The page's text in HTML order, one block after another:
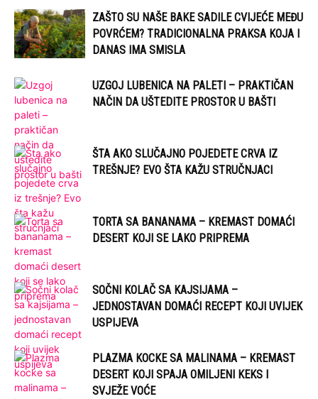
ZAŠTO SU NAŠE BAKE SADILE CVIJEĆE MEĐU
POVRĆEM? TRADICIONALNA PRAKSA KOJA I
DANAS IMA SMISLA
UZGOJ LUBENICA NA PALETI – PRAKTIČAN
NAČIN DA UŠTEDITE PROSTOR U BAŠTI
ŠTA AKO SLUČAJNO POJEDETE CRVA IZ
TREŠNJE? EVO ŠTA KAŽU STRUČNJACI
TORTA SA BANANAMA – KREMAST DOMAĆI
DESERT KOJI SE LAKO PRIPREMA
SOČNI KOLAČ SA KAJSIJAMA –
JEDNOSTAVAN DOMAĆI RECEPT KOJI UVIJEK
USPIJEVA
PLAZMA KOCKE SA MALINAMA – KREMAST
DESERT KOJI SPAJA OMILJENI KEKS I
SVJEŽE VOĆE